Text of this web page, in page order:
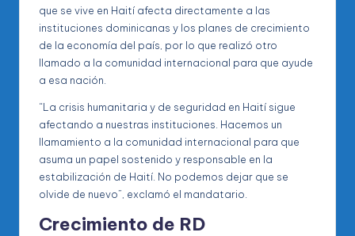
que se vive en Haití afecta directamente a las
instituciones dominicanas y los planes de crecimiento
de la economía del país, por lo que realizó otro
llamado a la comunidad internacional para que ayude
a esa nación.
“La crisis humanitaria y de seguridad en Haití sigue
afectando a nuestras instituciones. Hacemos un
llamamiento a la comunidad internacional para que
asuma un papel sostenido y responsable en la
estabilización de Haití. No podemos dejar que se
olvide de nuevo”, exclamó el mandatario.
Crecimiento de RD